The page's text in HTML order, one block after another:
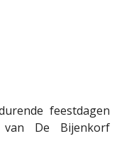
feestdagen
De Bijenkorf